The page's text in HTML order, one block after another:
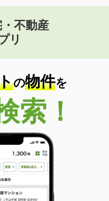
不動産
リ
の物件を
索！